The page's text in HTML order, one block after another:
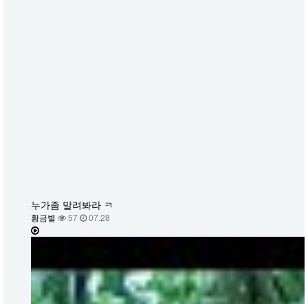
누가좀 말려봐라 ㅋ
황금별 57 07.28